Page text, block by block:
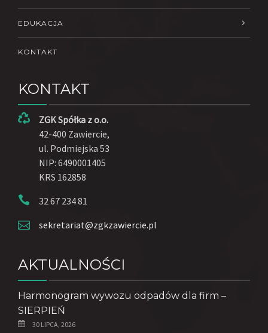
EDUKACJA
KONTAKT
KONTAKT
ZGK Spółka z o.o.
42-400 Zawiercie,
ul. Podmiejska 53
NIP: 6490001405
KRS 162858
32 67 234 81
sekretariat@zgkzawiercie.pl
AKTUALNOŚCI
Harmonogram wywozu odpadów dla firm –
SIERPIEŃ
30 LIPCA, 2026